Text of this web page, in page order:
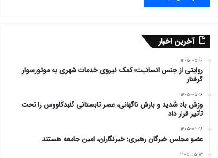
آخرین اخبار
۱۴۰۵-۰۵-۱۶
روایتی از جنس انسانیت؛ کمک نیروی خدمات شهری به موتورسوار
گرفتار
۱۴۰۵-۰۵-۱۶
وزش باد شدید و بارش ناگهانی، عصر تابستانی گنبدکاووس را تحت
تأثیر قرار داد
۱۴۰۵-۰۵-۱۶
عضو مجلس خبرگان رهبری: خبرنگاران، امین جامعه هستند
۱۴۰۵-۰۵-۱۳